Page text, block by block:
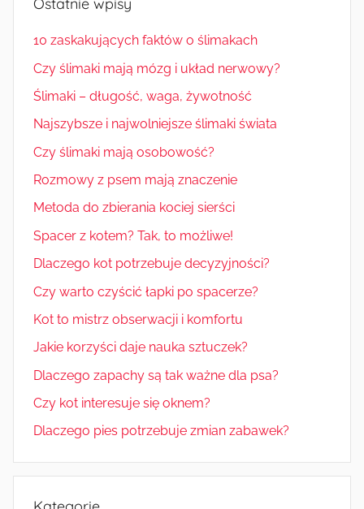
10 zaskakujących faktów o ślimakach
Czy ślimaki mają mózg i układ nerwowy?
Ślimaki – długość, waga, żywotność
Najszybsze i najwolniejsze ślimaki świata
Czy ślimaki mają osobowość?
Rozmowy z psem mają znaczenie
Metoda do zbierania kociej sierści
Spacer z kotem? Tak, to możliwe!
Dlaczego kot potrzebuje decyzyjności?
Czy warto czyścić łapki po spacerze?
Kot to mistrz obserwacji i komfortu
Jakie korzyści daje nauka sztuczek?
Dlaczego zapachy są tak ważne dla psa?
Czy kot interesuje się oknem?
Dlaczego pies potrzebuje zmian zabawek?